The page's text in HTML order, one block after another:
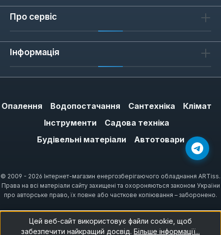
Про сервіс
Інформація
Опалення Водопостачання Сантехніка
Клімат
Інструменти
Садова техніка
Будівельні матеріали
Автотовари
© 2009 - 2026 Інтернет-магазин енергозберігаючого обладнання ARTiss.
Права на всі матеріали сайту захищені та охороняються законом України
про авторське право, їх повне або часткове копіювання – заборонено.
Цей веб-сайт використовує файли cookie, щоб
забезпечити найкращий досвід. Більше інформації...